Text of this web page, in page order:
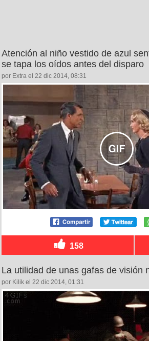
Atención al niño vestido de azul
se tapa los oídos antes del disparo
por Extra el 22 dic 2014, 08:31
158
La utilidad de unas gafas de visión
por Kilik el 22 dic 2014, 01:31